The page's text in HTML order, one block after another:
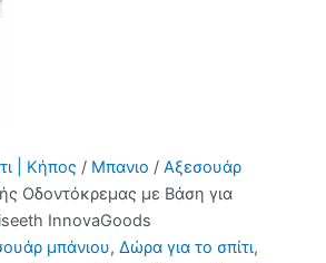
| Κήπος / Μπανιο / Αξεσουάρ
Οδοντόκρεμας με Βάση για
InnovaGoods
μπάνιου, Δώρα για το σπίτι,